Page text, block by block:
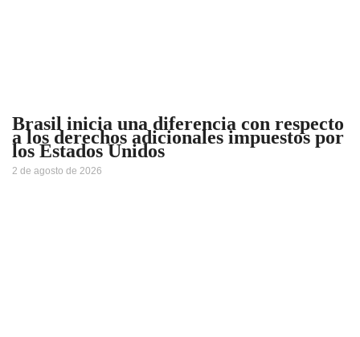
Brasil inicia una diferencia con respecto
a los derechos adicionales impuestos por
los Estados Unidos
2 de agosto de 2026